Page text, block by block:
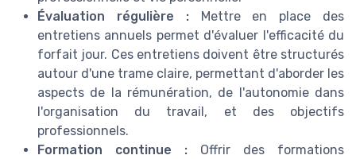
Évaluation régulière :Mettre en place des
entretiens annuels permet d'évaluer l'efficacité du
forfait jour. Ces entretiens doivent être structurés
autour d'une trame claire, permettant d'aborder les
aspects de la rémunération, de l'autonomie dans
l'organisation du travail, et des objectifs
professionnels.
Formation continue : Offrir des formations